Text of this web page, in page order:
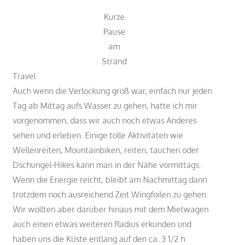
Kurze
Pause
am
Strand
Travel
Auch wenn die Verlockung groß war, einfach nur jeden
Tag ab Mittag aufs Wasser zu gehen, hatte ich mir
vorgenommen, dass wir auch noch etwas Anderes
sehen und erleben. Einige tolle Aktivitäten wie
Wellenreiten, Mountainbiken, reiten, tauchen oder
Dschungel-Hikes kann man in der Nähe vormittags.
Wenn die Energie reicht, bleibt am Nachmittag dann
trotzdem noch ausreichend Zeit Wingfoilen zu gehen.
Wir wollten aber darüber hinaus mit dem Mietwagen
auch einen etwas weiteren Radius erkunden und
haben uns die Küste entlang auf den ca. 3 1/2 h